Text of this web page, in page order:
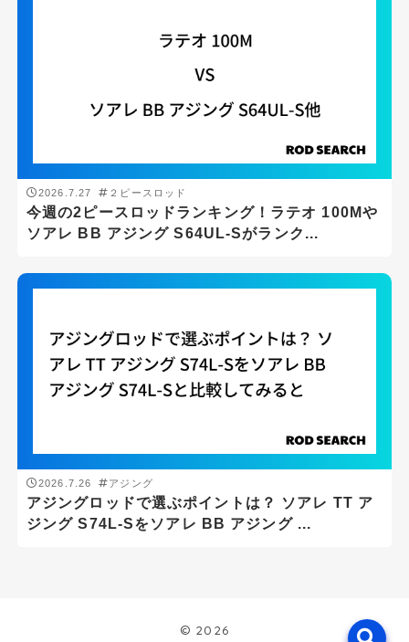
2026.7.27 ２ピースロッド
今週の2ピースロッドランキング！ラテオ 100Mや
ソアレ BB アジング S64UL-Sがランク...
2026.7.26 アジング
アジングロッドで選ぶポイントは？ ソアレ TT ア
ジング S74L-Sをソアレ BB アジング ...
ロッドタイプ
1ピースロッド
2ピースロッド
3ピースロッド
振出・テレスコ
仕舞寸法
リールタイプ
© 2026